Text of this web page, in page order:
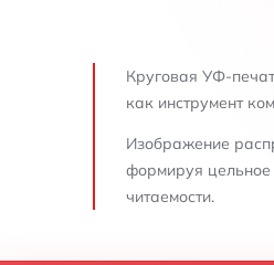
Круговая УФ-
как инструмент
Изображение
формируя цельное
читаемости.